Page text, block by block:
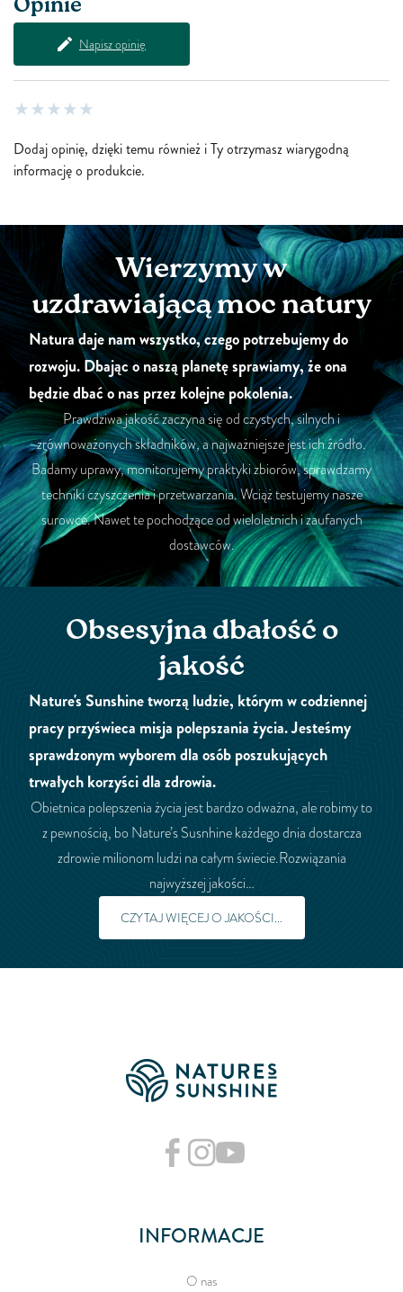
Opinie
Napisz opinię
Dodaj opinię, dzięki temu również i Ty otrzymasz wiarygodną
informację o produkcie.
Wierzymy w
uzdrawiającą moc natury
Natura daje nam wszystko, czego potrzebujemy do
rozwoju. Dbając o naszą planetę sprawiamy, że ona
będzie dbać o nas przez kolejne pokolenia.
Prawdziwa jakość zaczyna się od czystych, silnych i
zrównoważonych składników, a najważniejsze jest ich źródło.
Badamy uprawy, monitorujemy praktyki zbiorów, sprawdzamy
techniki czyszczenia i przetwarzania. Wciąż testujemy nasze
surowce. Nawet te pochodzące od wieloletnich i zaufanych
dostawców.
Obsesyjna dbałość o
jakość
Nature's Sunshine tworzą ludzie, którym w codziennej
pracy przyświeca misja polepszania życia. Jesteśmy
sprawdzonym wyborem dla osób poszukujących
trwałych korzyści dla zdrowia.
Obietnica polepszenia życia jest bardzo odważna, ale robimy to
z pewnością, bo Nature’s Susnhine każdego dnia dostarcza
zdrowie milionom ludzi na całym świecie.Rozwiązania
najwyższej jakości…
CZYTAJ WIĘCEJ O JAKOŚCI...
INFORMACJE
O nas